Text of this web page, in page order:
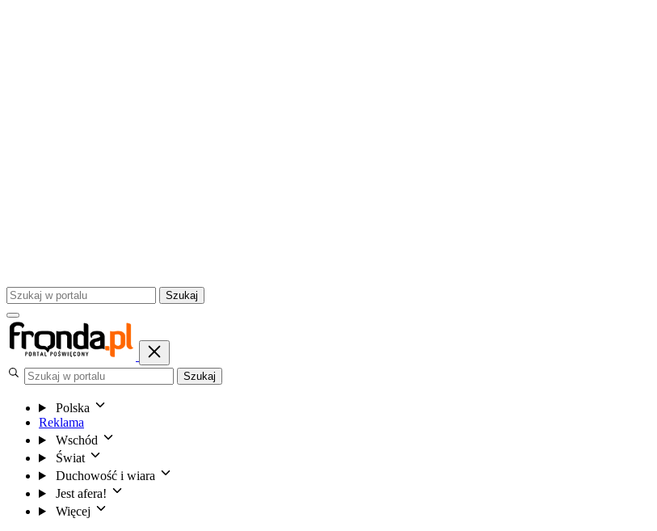
Szukaj
Szukaj
Polska
Reklama
Wschód
Świat
Duchowość i wiara
Jest afera!
Więcej